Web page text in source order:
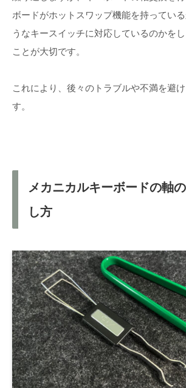
ボードがホットスワップ機能を持ってい
うなキースイッチに対応しているのかを
ことが大切です。
これにより、後々のトラブルや不満を避
す。
メカニカルキーボードの軸
し方